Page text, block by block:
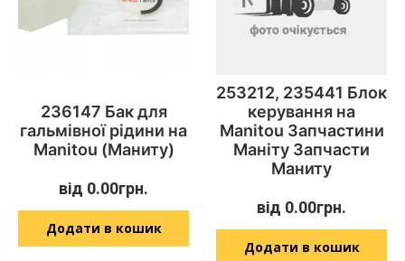
236147 Бак для
гальмівної рідини на
Manitou (Маниту)
від 0.00грн.
Додати в кошик
253212, 235441 Блок
керування на
Manitou Запчастини
Маніту Запчасти
Маниту
від 0.00грн.
Додати в кошик